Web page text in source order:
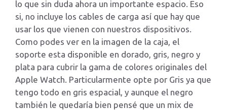
lo que sin duda ahora un importante espacio. Eso
si, no incluye los cables de carga así que hay que
usar los que vienen con nuestros dispositivos.
Como podes ver en la imagen de la caja, el
soporte esta disponible en dorado, gris, negro y
plata para cubrir la gama de colores originales del
Apple Watch. Particularmente opte por Gris ya que
tengo todo en gris espacial, y aunque el negro
también le quedaría bien pensé que un mix de